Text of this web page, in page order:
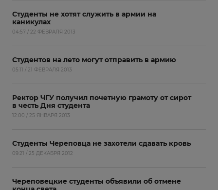
Студенты не хотят служить в армии на
каникулах
04:57 / 22 ФЕВРАЛЯ 2013
Студентов на лето могут отправить в армию
05:11 / 21 ФЕВРАЛЯ 2013
Ректор ЧГУ получил почетную грамоту от сирот
в честь Дня студента
12:00 / 25 ЯНВАРЯ 2013
Студенты Череповца не захотели сдавать кровь
09:21 / 25 ДЕКАБРЯ 2012
Череповецкие студенты объявили об отмене